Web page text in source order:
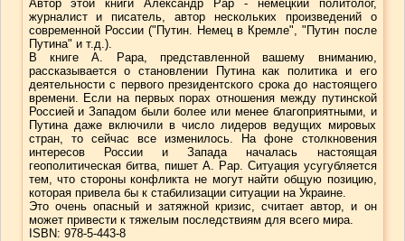
Автор этой книги Александр Рар - немецкий политолог,
журналист и писатель, автор нескольких произведений о
современной России ("Путин. Немец в Кремле", "Путин после
Путина" и т.д.).
В книге А. Рара, представленной вашему вниманию,
рассказывается о становлении Путина как политика и его
деятельности с первого президентского срока до настоящего
времени. Если на первых порах отношения между путинской
Россией и Западом были более или менее благоприятными, и
Путина даже включили в число лидеров ведущих мировых
стран, то сейчас все изменилось. На фоне столкновения
интересов России и Запада началась настоящая
геополитическая битва, пишет А. Рар. Ситуация усугубляется
тем, что стороны конфликта не могут найти общую позицию,
которая привела бы к стабилизации ситуации на Украине.
Это очень опасный и затяжной кризис, считает автор, и он
может привести к тяжелым последствиям для всего мира.
ISBN: 978-5-443-8